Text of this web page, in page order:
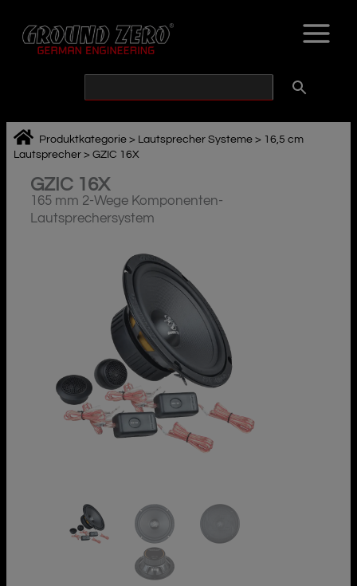
springen
Produktkategorie > Lautsprecher Systeme > 16,5 cm
Lautsprecher >GZIC 16X
GZIC 16X
165 mm 2-Wege Komponenten-
Lautsprechersystem